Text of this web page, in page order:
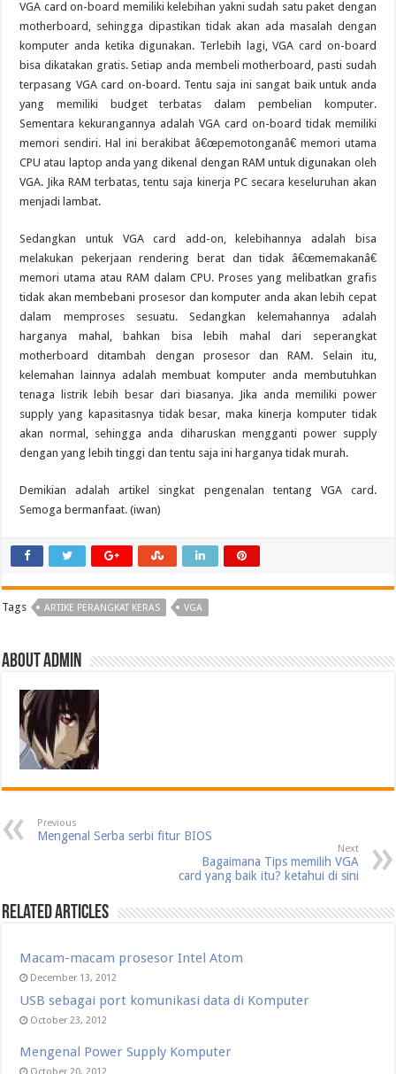
VGA card on-board memiliki kelebihan yakni sudah satu paket dengan
motherboard, sehingga dipastikan tidak akan ada masalah dengan
komputer anda ketika digunakan. Terlebih lagi, VGA card on-board
bisa dikatakan gratis. Setiap anda membeli motherboard, pasti sudah
terpasang VGA card on-board. Tentu saja ini sangat baik untuk anda
yang memiliki budget terbatas dalam pembelian komputer.
Sementara kekurangannya adalah VGA card on-board tidak memiliki
memori sendiri. Hal ini berakibat â€œpemotonganâ€ memori utama
CPU atau laptop anda yang dikenal dengan RAM untuk digunakan oleh
VGA. Jika RAM terbatas, tentu saja kinerja PC secara keseluruhan akan
menjadi lambat.
Sedangkan untuk VGA card add-on, kelebihannya adalah bisa
melakukan pekerjaan rendering berat dan tidak â€œmemakanâ€
memori utama atau RAM dalam CPU. Proses yang melibatkan grafis
tidak akan membebani prosesor dan komputer anda akan lebih cepat
dalam memproses sesuatu. Sedangkan kelemahannya adalah
harganya mahal, bahkan bisa lebih mahal dari seperangkat
motherboard ditambah dengan prosesor dan RAM. Selain itu,
kelemahan lainnya adalah membuat komputer anda membutuhkan
tenaga listrik lebih besar dari biasanya. Jika anda memiliki power
supply yang kapasitasnya tidak besar, maka kinerja komputer tidak
akan normal, sehingga anda diharuskan mengganti power supply
dengan yang lebih tinggi dan tentu saja ini harganya tidak murah.
Demikian adalah artikel singkat pengenalan tentang VGA card.
Semoga bermanfaat. (iwan)
Tags ARTIKE PERANGKAT KERAS VGA
About admin
Previous
Mengenal Serba serbi fitur BIOS
Next
Bagaimana Tips memilih VGA
card yang baik itu? ketahui di sini
Related Articles
Macam-macam prosesor Intel Atom
December 13, 2012
USB sebagai port komunikasi data di Komputer
October 23, 2012
Mengenal Power Supply Komputer